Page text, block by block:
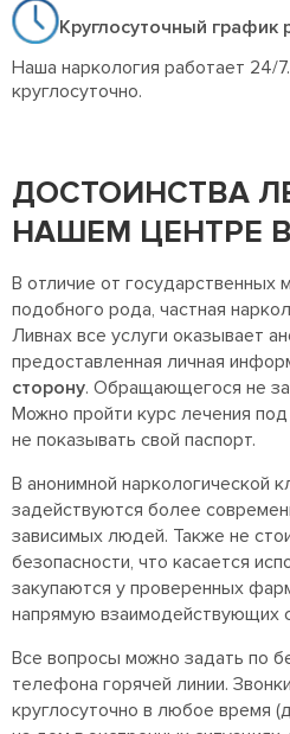
Круглосуточный график
Наша наркология работает 24/
круглосуточно.
ДОСТОИНСТВА
НАШЕМ ЦЕНТРЕ
В отличие от государственных
подобного рода, частная
Ливнах все услуги оказывает
предоставленная личная
сторону. Обращающегося не
Можно пройти курс лечения
не показывать свой паспорт.
В анонимной наркологической
задействуются более
зависимых людей. Также не
безопасности, что касается
закупаются у проверенных
напрямую взаимодействующих
Все вопросы можно задать по
телефона горячей линии.
круглосуточно в любое время